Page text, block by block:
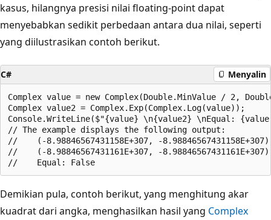
kasus, hilangnya presisi nilai floating-point dapat
menyebabkan sedikit perbedaan antara dua nilai, seperti
yang diilustrasikan contoh berikut.
C# Menyalin
Complex value = new Complex(Double.MinValue / 2,
Complex value2 = Complex.Exp(Complex.Log(value));
Console.WriteLine($"{value} \n{value2} \nEqual:
// The example displays the following output:
//    (-8.98846567431158E+307, -8.98846567431158E+307)
//    (-8.98846567431161E+307, -8.98846567431161E+307)
Demikian pula, contoh berikut, yang menghitung akar
kuadrat dari angka, menghasilkan hasil yang Complex